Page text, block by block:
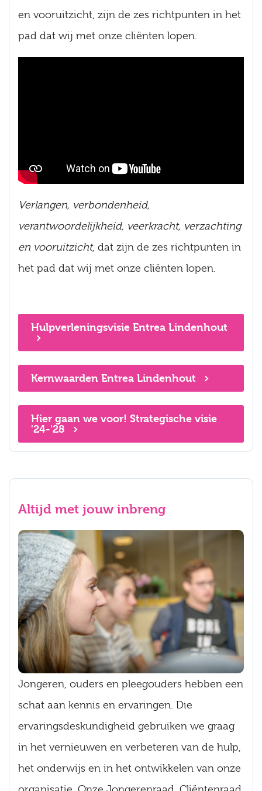
en vooruitzicht, zijn de zes richtpunten in het
pad dat wij met onze cliënten lopen.
Verlangen, verbondenheid,
verantwoordelijkheid, veerkracht, verzachting
en vooruitzicht, dat zijn de zes richtpunten in
het pad dat wij met onze cliënten lopen.
Hulpverleningsvisie Entrea Lindenhout
Kernwaarden Entrea Lindenhout
Hier gaan we voor! Strategische visie
'24-'28
Altijd met jouw inbreng
Jongeren, ouders en pleegouders hebben een
schat aan kennis en ervaringen. Die
ervaringsdeskundigheid gebruiken we graag
in het vernieuwen en verbeteren van de hulp,
het onderwijs en in het ontwikkelen van onze